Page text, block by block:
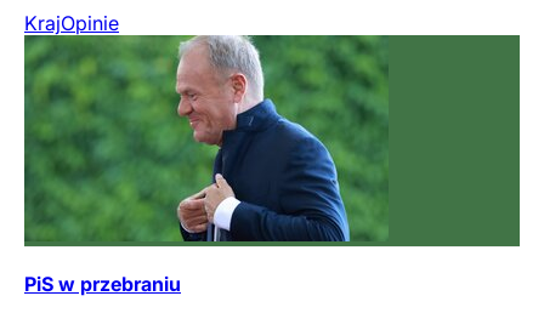
KrajOpinie
PiS w przebraniu